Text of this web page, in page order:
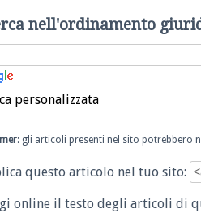
nell'ordinamento
personalizzata
: gli articoli presenti nel sito potrebbero
questo articolo nel tuo sito:
online il testo degli articoli di